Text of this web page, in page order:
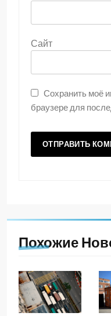
Сайт
Сохранить моё
браузере для
Похожие